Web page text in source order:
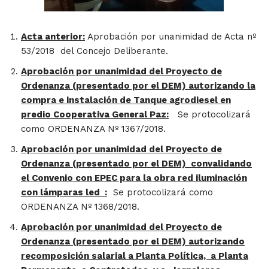
Acta anterior: Aprobación por unanimidad de Acta nº
53/2018 del Concejo Deliberante.
Aprobación por unanimidad del Proyecto de
Ordenanza (presentado por el DEM) autorizando la
compra e instalación de Tanque agrodiesel en
predio Cooperativa General Paz: Se protocolizará
como ORDENANZA Nº 1367/2018.
Aprobación por unanimidad del Proyecto de
Ordenanza (presentado por el DEM) convalidando
el Convenio con EPEC para la obra red iluminación
con lámparas led : Se protocolizará como
ORDENANZA Nº 1368/2018.
Aprobación por unanimidad del Proyecto de
Ordenanza (presentado por el DEM) autorizando
recomposición salarial a Planta Política, a Planta